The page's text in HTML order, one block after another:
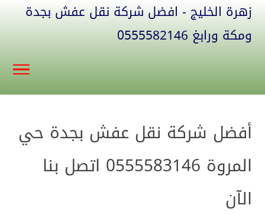
زهرة الخليج - افضل شركة نقل عفش بجدة
ومكة ورابغ 0555582146
أفضل شركة نقل عفش بجدة حي
المروة 0555583146 اتصل بنا
الآن